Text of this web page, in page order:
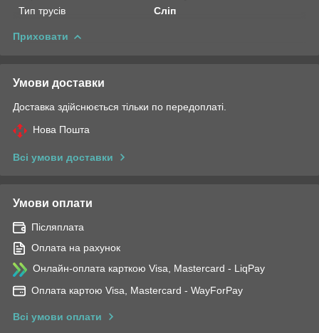
Тип трусів
Сліп
Приховати
Умови доставки
Доставка здійснюється тільки по передоплаті.
Нова Пошта
Всі умови доставки
Умови оплати
Післяплата
Оплата на рахунок
Онлайн-оплата карткою Visa, Mastercard - LiqPay
Оплата картою Visa, Mastercard - WayForPay
Всі умови оплати